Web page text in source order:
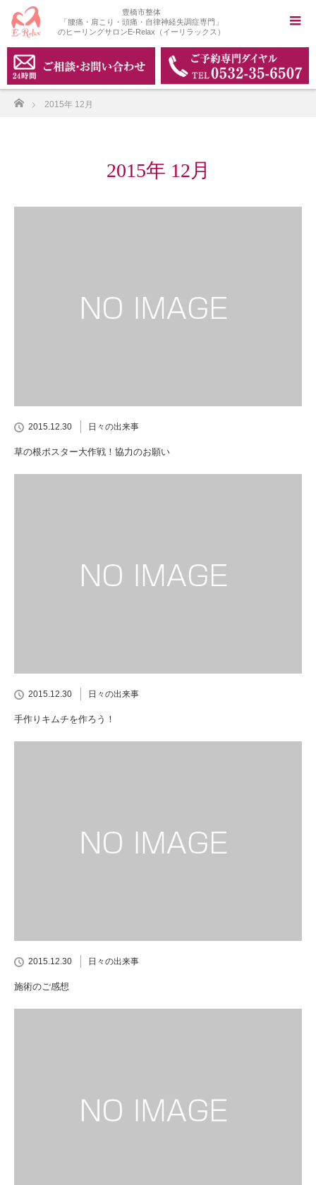
豊橋市整体
「腰痛・肩こり・頭痛・自律神経失調症専門」
のヒーリングサロンE-Relax（イーリラックス）
ホーム
2015年 12月
2015年 12月
2015.12.30 日々の出来事
草の根ポスター大作戦！協力のお願い
2015.12.30 日々の出来事
手作りキムチを作ろう！
2015.12.30 日々の出来事
施術のご感想